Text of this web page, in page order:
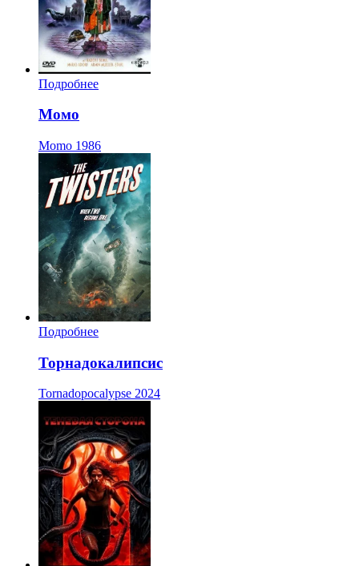
Подробнее
Момо
Momo 1986
Подробнее
Торнадокалипсис
Tornadopocalypse 2024